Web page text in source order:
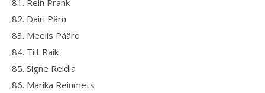
81. Rein Prank
82. Dairi Pärn
83. Meelis Pääro
84. Tiit Raik
85. Signe Reidla
86. Marika Reinmets